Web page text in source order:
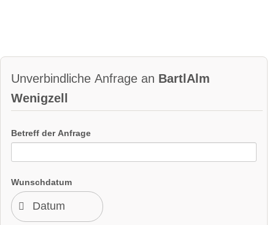
Unverbindliche Anfrage an BartlAlm
Wenigzell
Betreff der Anfrage
Wunschdatum